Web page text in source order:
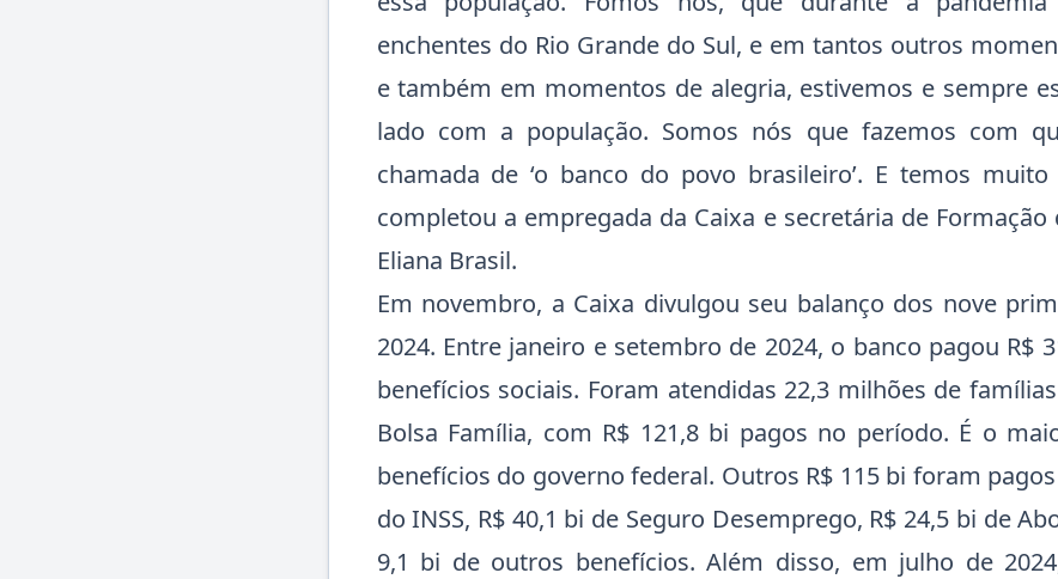
enchentes do Rio Grande do Sul, e em tantos outros
e também em momentos de alegria, estivemos e sempre
lado com a população. Somos nós que fazemos com
chamada de ‘o banco do povo brasileiro’. E temos muito
completou a empregada da Caixa e secretária de Formação
Eliana Brasil.
Em novembro, a Caixa divulgou seu balanço dos nove
2024. Entre janeiro e setembro de 2024, o banco pagou R$
benefícios sociais. Foram atendidas 22,3 milhões de
Bolsa Família, com R$ 121,8 bi pagos no período. É o
benefícios do governo federal. Outros R$ 115 bi foram
do INSS, R$ 40,1 bi de Seguro Desemprego, R$ 24,5 bi de
9,1 bi de outros benefícios. Além disso, em julho de